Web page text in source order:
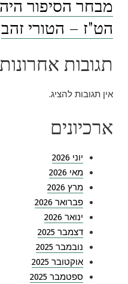
מבחר הסיפור
הט"ז – הטורי זהב
תגובות אחרונות
אין תגובות להציג.
ארכיונים
יוני 2026
מאי 2026
מרץ 2026
פברואר 2026
ינואר 2026
דצמבר 2025
נובמבר 2025
אוקטובר 2025
ספטמבר 2025